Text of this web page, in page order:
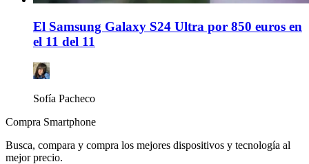
El Samsung Galaxy S24 Ultra por 850 euros en
el 11 del 11
Sofía Pacheco
Compra Smartphone
Busca, compara y compra los mejores dispositivos y tecnología al
mejor precio.